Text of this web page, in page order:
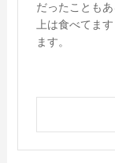
だったことも
上は食べてま
ます。